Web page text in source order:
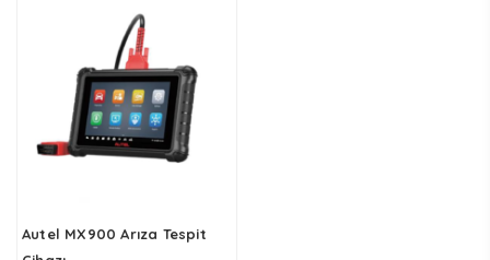
Autel MX900 Arıza Tespit